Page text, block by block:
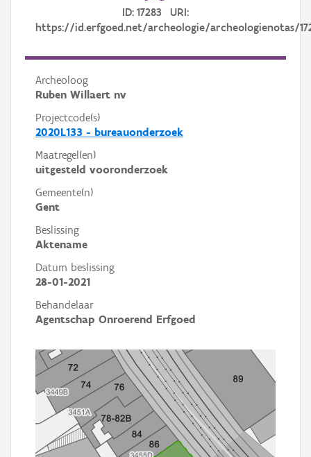
ID: 17283 URI:
https://id.erfgoed.net/archeologie/archeologienotas/
Archeoloog
Ruben Willaert nv
Projectcode(s)
2020L133 - bureauonderzoek
Maatregel(en)
uitgesteld vooronderzoek
Gemeente(n)
Gent
Beslissing
Aktename
Datum beslissing
28-01-2021
Behandelaar
Agentschap Onroerend Erfgoed